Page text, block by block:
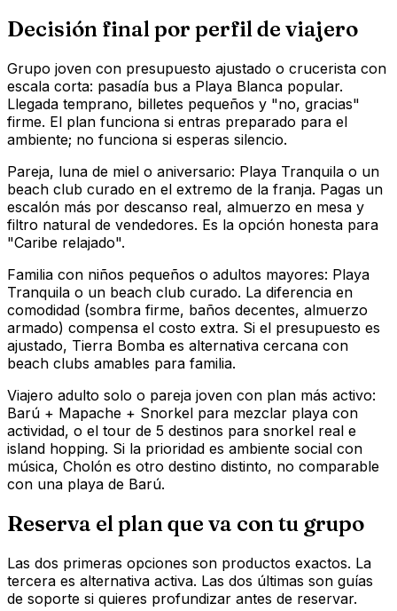
Decisión final por perfil de viajero
Grupo joven con presupuesto ajustado o crucerista con
escala corta: pasadía bus a Playa Blanca popular.
Llegada temprano, billetes pequeños y "no, gracias"
firme. El plan funciona si entras preparado para el
ambiente; no funciona si esperas silencio.
Pareja, luna de miel o aniversario: Playa Tranquila o un
beach club curado en el extremo de la franja. Pagas un
escalón más por descanso real, almuerzo en mesa y
filtro natural de vendedores. Es la opción honesta para
"Caribe relajado".
Familia con niños pequeños o adultos mayores: Playa
Tranquila o un beach club curado. La diferencia en
comodidad (sombra firme, baños decentes, almuerzo
armado) compensa el costo extra. Si el presupuesto es
ajustado, Tierra Bomba es alternativa cercana con
beach clubs amables para familia.
Viajero adulto solo o pareja joven con plan más activo:
Barú + Mapache + Snorkel para mezclar playa con
actividad, o el tour de 5 destinos para snorkel real e
island hopping. Si la prioridad es ambiente social con
música, Cholón es otro destino distinto, no comparable
con una playa de Barú.
Reserva el plan que va con tu grupo
Las dos primeras opciones son productos exactos. La
tercera es alternativa activa. Las dos últimas son guías
de soporte si quieres profundizar antes de reservar.